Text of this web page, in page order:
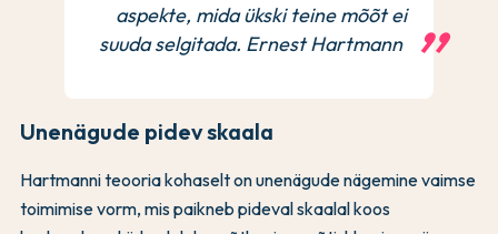
aspekte, mida ükski teine mõõt ei
suuda selgitada. Ernest Hartmann
Unenägude pidev skaala
Hartmanni teooria kohaselt on unenägude nägemine vaimse
toimimise vorm, mis paikneb pideval skaalal koos